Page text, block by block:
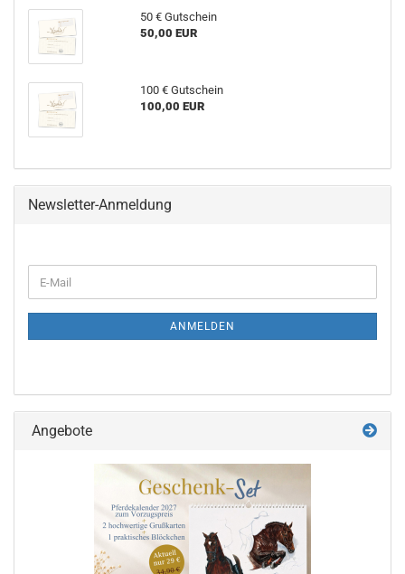
50 € Gutschein
50,00 EUR
100 € Gutschein
100,00 EUR
Newsletter-Anmeldung
ZUR
E-
Mail
ANMELDEN
Angebote